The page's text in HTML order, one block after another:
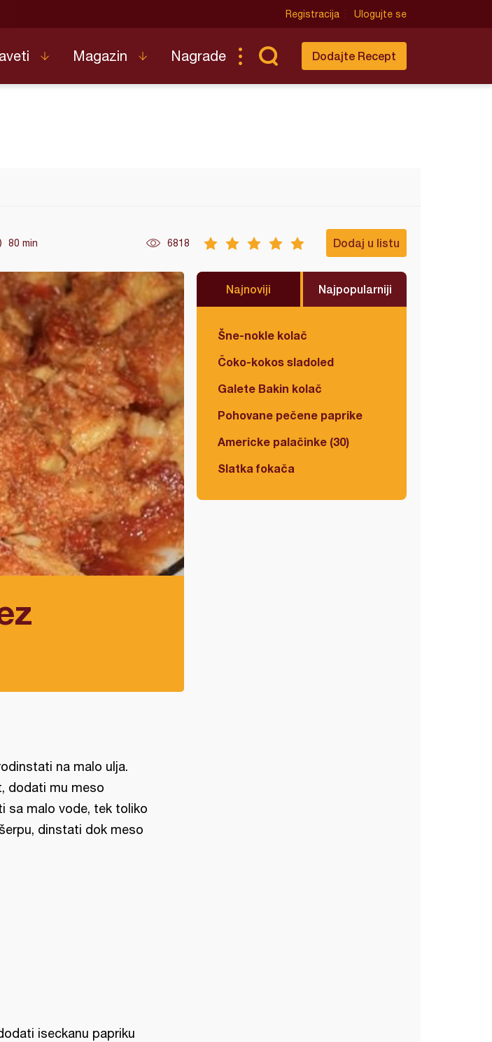
Registracija Ulogujte se
Magazin Nagrade Dodajte Recept
80 min 6818 Dodaj u listu
Najnoviji Najpopularniji
Šne-nokle kolač
Čoko-kokos sladoled
Galete Bakin kolač
Pohovane pečene paprike
Americke palačinke (30)
Slatka fokača
na malo ulja.
dodati mu meso
sa malo vode, tek toliko
dinstati dok meso
iseckanu papriku